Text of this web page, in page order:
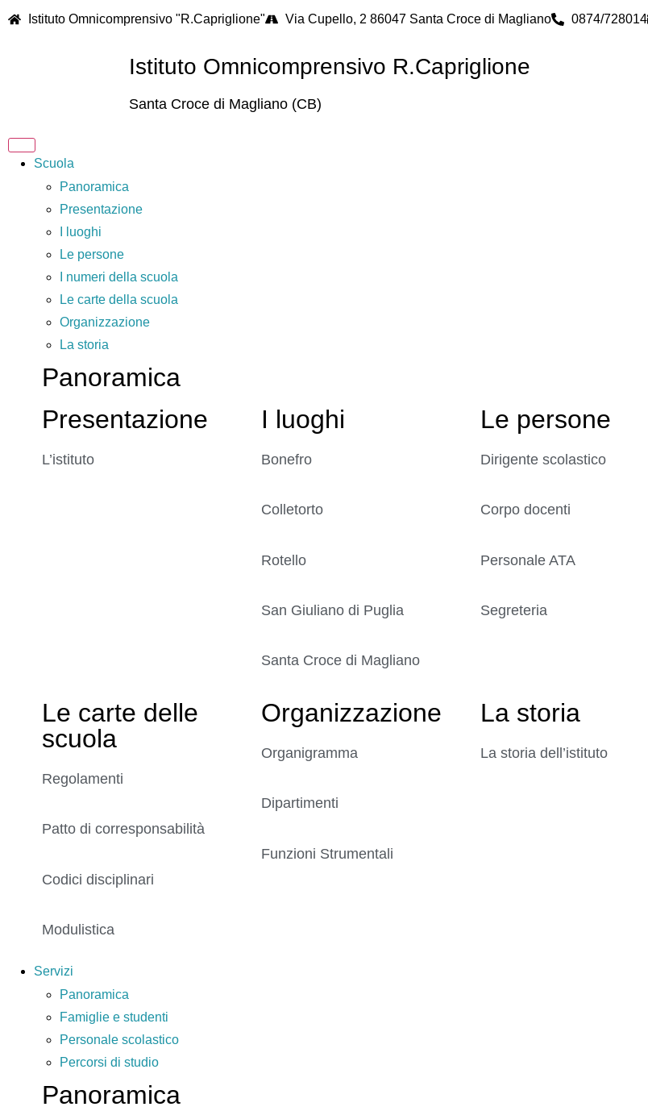
Istituto Omnicomprensivo "R.Capriglione" Via Cupello, 2 86047 Santa Croce di Magliano 0874/728014
Istituto Omnicomprensivo R.Capriglione
Santa Croce di Magliano (CB)
Scuola
Panoramica
Presentazione
I luoghi
Le persone
I numeri della scuola
Le carte della scuola
Organizzazione
La storia
Panoramica
Presentazione
L’istituto
I luoghi
Bonefro
Colletorto
Rotello
San Giuliano di Puglia
Santa Croce di Magliano
Le persone
Dirigente scolastico
Corpo docenti
Personale ATA
Segreteria
Le carte delle
scuola
Regolamenti
Patto di corresponsabilità
Codici disciplinari
Modulistica
Organizzazione
Organigramma
Dipartimenti
Funzioni Strumentali
La storia
La storia dell’istituto
Servizi
Panoramica
Famiglie e studenti
Personale scolastico
Percorsi di studio
Panoramica